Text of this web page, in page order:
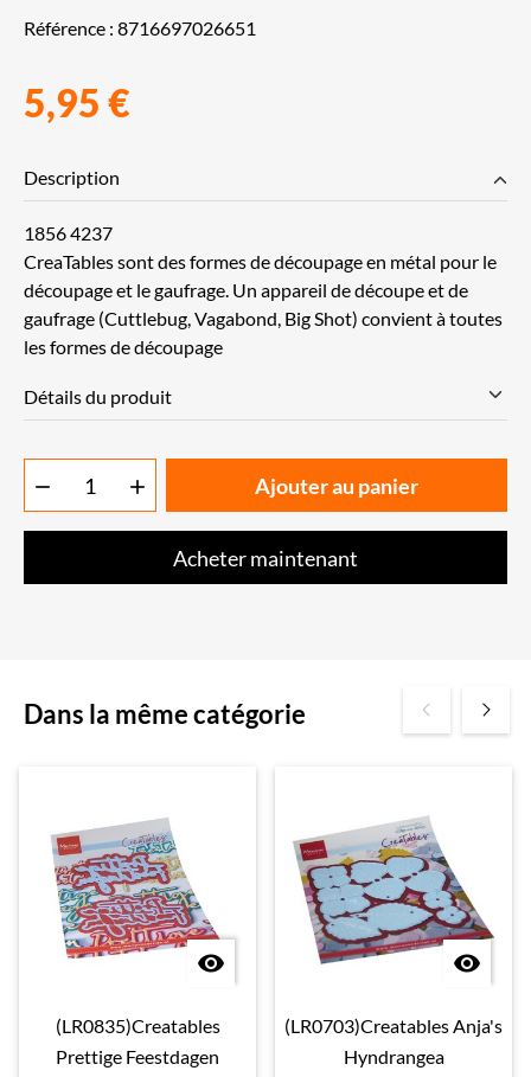
Référence : 8716697026651
5,95 €
Description
1856 4237
CreaTables sont des formes de découpage en métal pour le
découpage et le gaufrage. Un appareil de découpe et de
gaufrage (Cuttlebug, Vagabond, Big Shot) convient à toutes
les formes de découpage
Détails du produit
  Ajouter au panier
Acheter maintenant
Dans la même catégorie

(LR0835)Creatables
Prettige Feestdagen

(LR0703)Creatables Anja's
Hyndrangea